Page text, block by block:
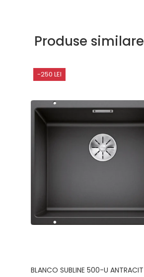
Produse similare
-250 LEI
BLANCO SUBLINE 500-U ANTRACIT